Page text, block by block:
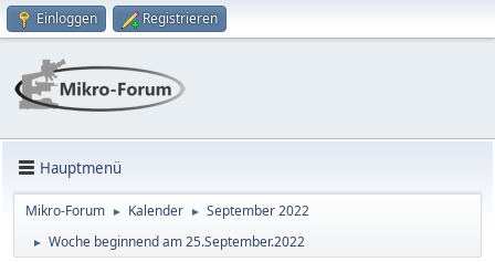
Einloggen Registrieren
Hauptmenü
Mikro-Forum ► Kalender ► September 2022
► Woche beginnend am 25.September.2022